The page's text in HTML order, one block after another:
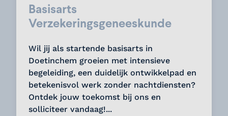
Basisarts
Verzekeringsgeneeskunde
Wil jij als startende basisarts in
Doetinchem groeien met intensieve
begeleiding, een duidelijk ontwikkelpad en
betekenisvol werk zonder nachtdiensten?
Ontdek jouw toekomst bij ons en
solliciteer vandaag!...